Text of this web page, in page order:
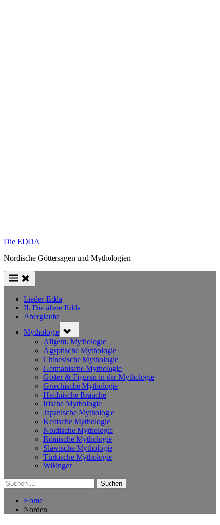
Die EDDA
Nordische Göttersagen und Mythologien
Lieder-Edda
II. Die ältere Edda
Aberglaube
Mythologie sub-
menu
Allgem. Mythologie
Ägyptische Mythologie
Chinesische Mythologie
Germanische Mythologie
Götter & Figuren in der Mythologie
Griechische Mythologie
Heidnische Bräuche
Irische Mythologie
Japanische Mythologie
Keltische Mythologie
Nordische Mythologie
Römische Mythologie
Slawische Mythologie
Türkische Mythologie
Wikinger
Suchen
nach:
Home
Norden